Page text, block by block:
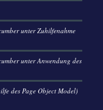
unter Zuhilfenahme
unter Anwendung des
des Page Object Model)